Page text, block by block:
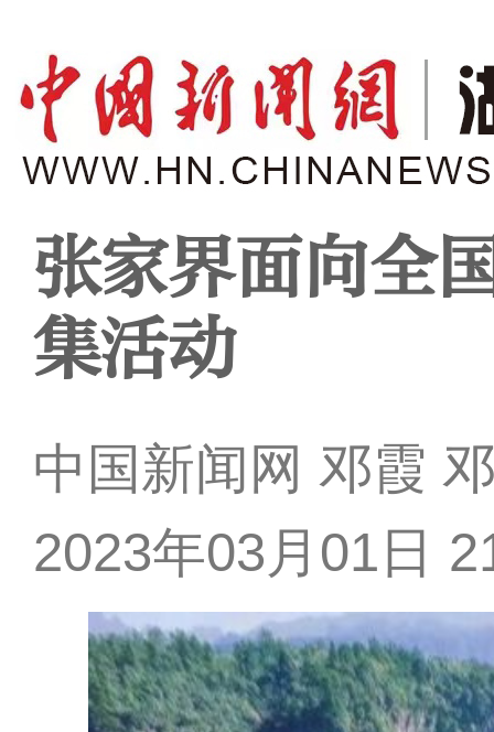
张家界面向全
集活动
中国新闻网 邓霞
2023年03月01日